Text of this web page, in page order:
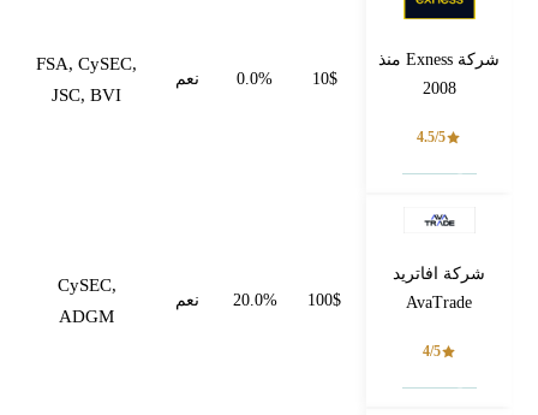
شركة Exness منذ
2008
4.5/5
10$
0.0% نعم
FSA, CySEC,
JSC, BVI
شركة افاتريد
AvaTrade
4/5
100$
20.0% نعم
CySEC,
ADGM